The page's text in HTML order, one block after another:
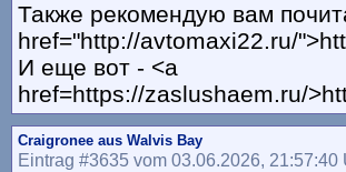
Также рекомендую вам
href="http://avtomaxi22.ru/
И еще вот - <a
href=https://zaslushaem.ru/
Craigronee aus Walvis Bay
Eintrag #3635 vom 03.06.2026, 21:57:40